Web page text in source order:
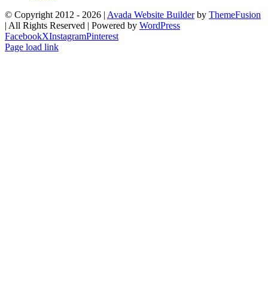
© Copyright 2012 - 2026 | Avada Website Builderby ThemeFusion
| All Rights Reserved | Powered by WordPress
FacebookXInstagramPinterest
Page load link